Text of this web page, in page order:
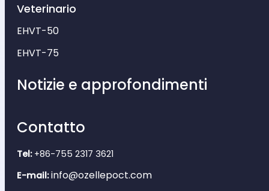
Veterinario
EHVT-50
EHVT-75
Notizie e approfondimenti
Contatto
Tel:+86-755 2317 3621
E-mail: info@ozellepoct.com